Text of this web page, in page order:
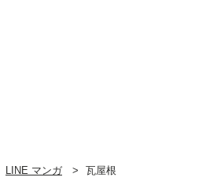
LINE マンガ 瓦屋根